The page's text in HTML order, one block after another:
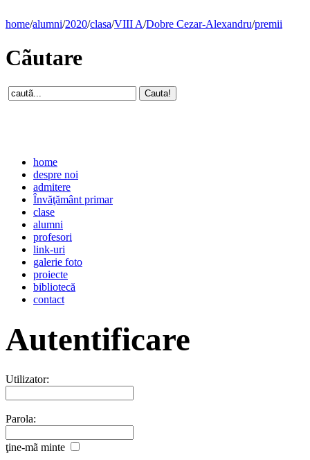
home/alumni/2020/clasa/VIII A/Dobre Cezar-Alexandru/premii
Cãutare
home
despre noi
admitere
Învăţământ primar
clase
alumni
profesori
link-uri
galerie foto
proiecte
bibliotecă
contact
Autentificare
Utilizator:
Parola:
ţine-mã minte